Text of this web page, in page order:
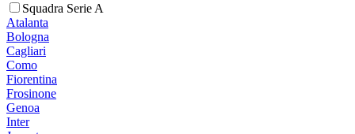
Squadra Serie A
Atalanta
Bologna
Cagliari
Como
Fiorentina
Frosinone
Genoa
Inter